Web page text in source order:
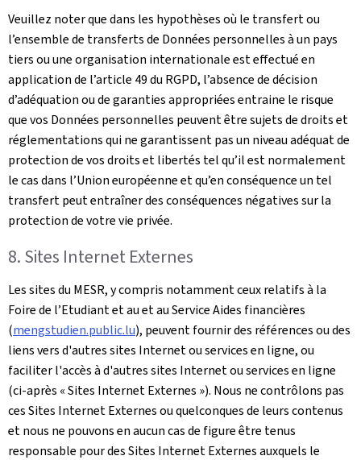
Veuillez noter que dans les hypothèses où le transfert ou
l’ensemble de transferts de Données personnelles à un pays
tiers ou une organisation internationale est effectué en
application de l’article 49 du RGPD, l’absence de décision
d’adéquation ou de garanties appropriées entraine le risque
que vos Données personnelles peuvent être sujets de droits et
réglementations qui ne garantissent pas un niveau adéquat de
protection de vos droits et libertés tel qu’il est normalement
le cas dans l’Union européenne et qu’en conséquence un tel
transfert peut entraîner des conséquences négatives sur la
protection de votre vie privée.
8. Sites Internet Externes
Les sites du MESR, y compris notamment ceux relatifs à la
Foire de l’Etudiant et au et au Service Aides financières
(mengstudien.public.lu), peuvent fournir des références ou des
liens vers d'autres sites Internet ou services en ligne, ou
faciliter l'accès à d'autres sites Internet ou services en ligne
(ci-après « Sites Internet Externes »). Nous ne contrôlons pas
ces Sites Internet Externes ou quelconques de leurs contenus
et nous ne pouvons en aucun cas de figure être tenus
responsable pour des Sites Internet Externes auxquels le